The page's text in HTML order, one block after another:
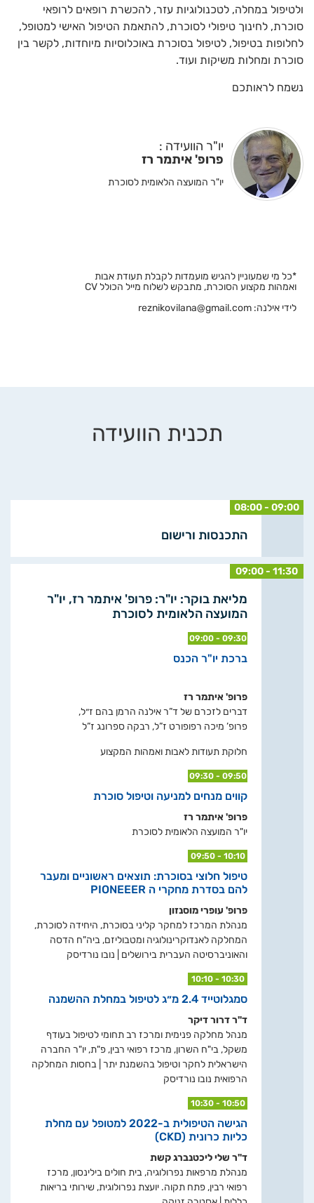
יו"ר הוועידה :
פרופ' איתמר רז
יו"ר המועצה הלאומית לסוכרת
*כל מי שמעוניין להגיש מועמדות לקבלת תעודת אבות
ואמהות מקצוע הסוכרת, מתבקש לשלוח מייל הכולל CV
לידי אילנה: reznikovilana@gmail.com
ולטיפול במחלה, לטכנולוגיות עזר, להכשרת רופאים לרופאי
סוכרת, לחינוך טיפולי לסוכרת, להתאמת הטיפול האישי למטופל,
לחלופות בטיפול, לטיפול בסוכרת באוכלוסיות מיוחדות, לקשר בין
סוכרת ומחלות משיקות ועוד.
נשמח לראותכם
תכנית הוועידה
08:00 - 09:00
התכנסות ורישום
09:00 - 11:30
מליאת בוקר: יו"ר: פרופ' איתמר רז, יו"ר
המועצה הלאומית לסוכרת
09:00 - 09:30
ברכת יו"ר הכנס
פרופ' איתמר רז
דברים לזכרם של ד”ר אילנה הרמן בהם ז״ל,
פרופ’ מיכה רפופורט ז”ל, רבקה ספרונג ז”ל
חלוקת תעודות לאבות ואמהות המקצוע
09:30 - 09:50
קווים מנחים למניעה וטיפול סוכרת
פרופ' איתמר רז
יו"ר המועצה הלאומית לסוכרת
09:50 - 10:10
טיפול חלוצי בסוכרת: תוצאים ראשוניים ומעבר
להם בסדרת מחקרי ה PIONEEER
פרופ' עופרי מוסנזון
מנהלת המרכז למחקר קליני בסוכרת, היחידה לסוכרת,
המחלקה לאנדוקרינולוגיה ומטבוליזם, ביה"ח הדסה
והאוניברסיטה העברית בירושלים | נובו נורדיסק
10:10 - 10:30
סמגלוטייד 2.4 מ״ג לטיפול במחלת ההשמנה
ד"ר דרור דיקר
מנהל מחלקה פנימית ומרכז רב תחומי לטיפול בעודף
משקל, בי"ח השרון, מרכז רפואי רבין, פ"ת, יו"ר החברה
הישראלית לחקר וטיפול בהשמנת יתר | בחסות המחלקה
הרפואית נובו נורדיסק
10:30 - 10:50
הגישה הטיפולית ב-2022 למטופל עם מחלת
כליות כרונית (CKD)
ד"ר שלי ליכטנברג קשת
מנהלת מרפאות נפרולוגיה, בית חולים בילינסון, מרכז
רפואי רבין, פתח תקוה. יועצת נפרולוגית, שירותי בריאות